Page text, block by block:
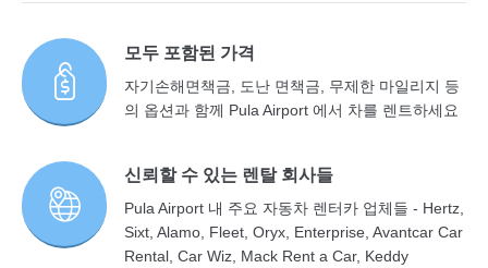
모두 포함된 가격
자기손해면책금, 도난 면책금, 무제한 마일리지 등
의 옵션과 함께 Pula Airport 에서 차를 렌트하세요
신뢰할 수 있는 렌탈 회사들
Pula Airport 내 주요 자동차 렌터카 업체들 - Hertz,
Sixt, Alamo, Fleet, Oryx, Enterprise, Avantcar Car
Rental, Car Wiz, Mack Rent a Car, Keddy